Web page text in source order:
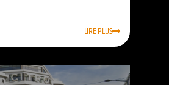
LIRE PLUS